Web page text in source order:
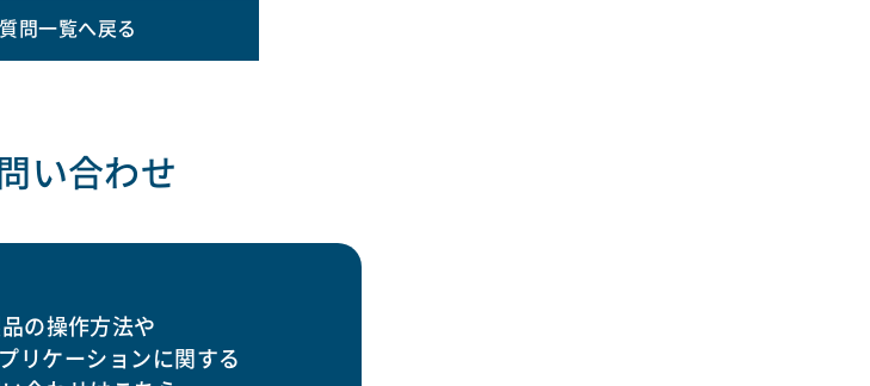
質問一覧へ戻る
い合わせ
の操作方法や
リケーションに関する